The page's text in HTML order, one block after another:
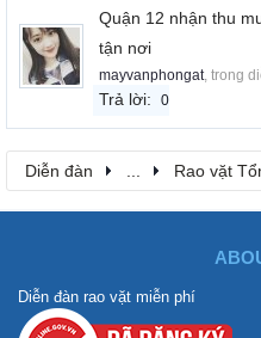
Quận 12 nhận thu
tận nơi
mayvanphongat, trong
Trả lời: 0
Diễn đàn ... Rao vặt
Diễn đàn rao vặt miễn phí